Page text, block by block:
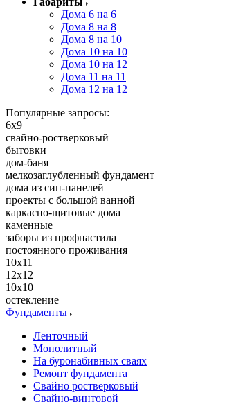
Дома 6 на 6
Дома 8 на 8
Дома 8 на 10
Дома 10 на 10
Дома 10 на 12
Дома 11 на 11
Дома 12 на 12
Популярные запросы:
6x9
свайно-ростверковый
бытовки
дом-баня
мелкозаглубленный фундамент
дома из сип-панелей
проекты с большой ванной
каркасно-щитовые дома
каменные
заборы из профнастила
постоянного проживания
10х11
12x12
10х10
остекление
Фундаменты
Ленточный
Монолитный
На буронабивных сваях
Ремонт фундамента
Свайно ростверковый
Свайно-винтовой